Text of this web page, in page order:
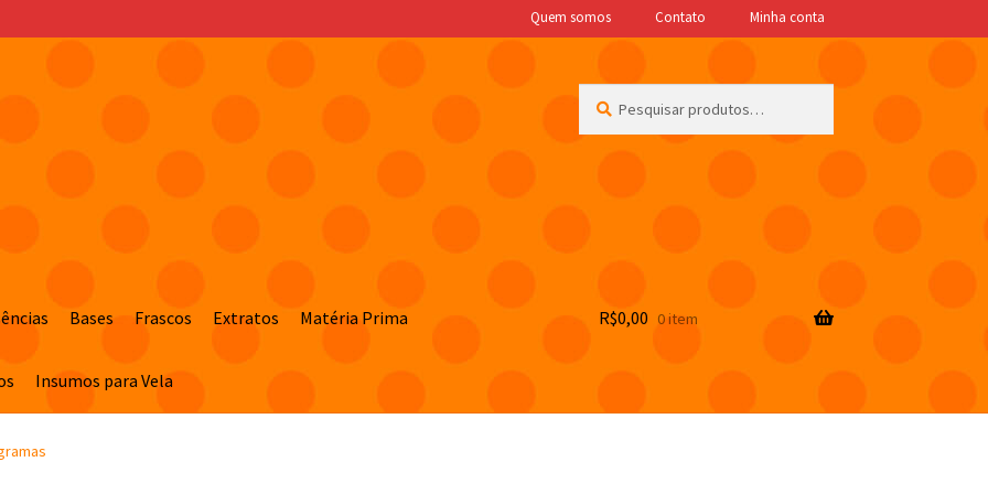
Quem somos Contato Minha conta
por:
Bases Frascos Extratos Matéria Prima
Insumos para Vela
R$0,00 0 item